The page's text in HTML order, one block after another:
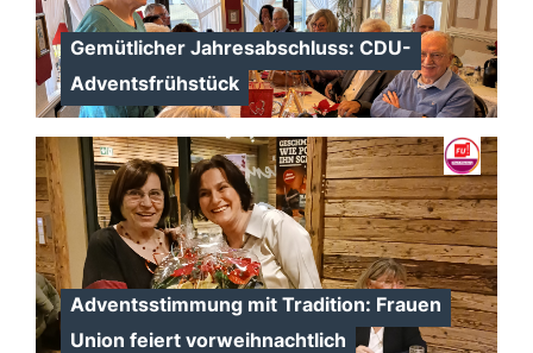
Gemütlicher Jahresabschluss: CDU-
Adventsfrühstück
Adventsstimmung mit Tradition: Frauen
Union feiert vorweihnachtlich